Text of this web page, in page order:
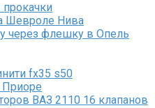
Шевроле Нива
через флешку в Опель
fx35 s50
Приоре
ВАЗ 2110 16 клапанов